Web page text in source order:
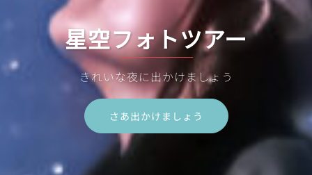
星空フォトツアー
きれいな夜に出かけましょう
さあ出かけましょう
さあ出かけましょう